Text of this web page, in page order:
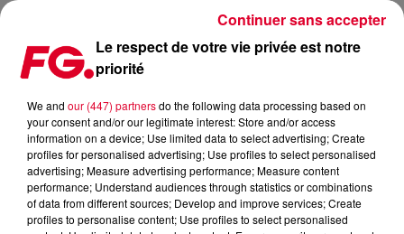
MAINSTAGE : FIREBEATZ
Le respect de votre vie privée est notre
priorité
We and our (447) partnersdo the following data processing based on
your consent and/or our legitimate interest: Store and/or access
information on a device; Use limited data to select advertising; Create
profiles for personalised advertising; Use profiles to select personalised
advertising; Measure advertising performance; Measure content
performance; Understand audiences through statistics or combinations
of data from different sources; Develop and improve services; Create
profiles to personalise content; Use profiles to select personalised
Continuer sans accepter